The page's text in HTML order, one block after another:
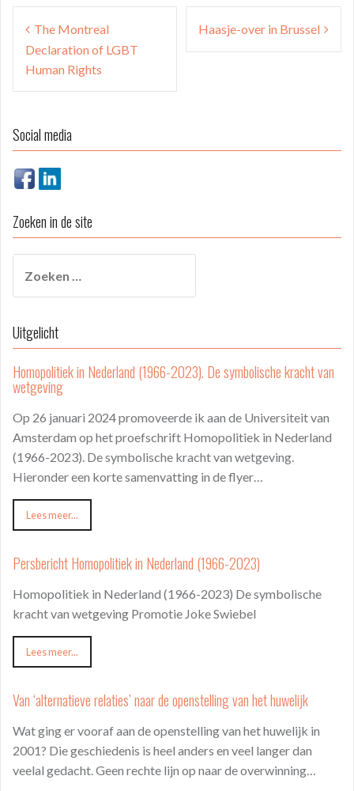
Bericht
navigatie
The Montreal
Declaration of LGBT
Human Rights
Haasje-over in Brussel
Social media
Zoeken in de site
naar:
Uitgelicht
Homopolitiek in Nederland (1966-2023). De symbolische kracht van
wetgeving
Op 26 januari 2024 promoveerde ik aan de Universiteit van
Amsterdam op het proefschrift Homopolitiek in Nederland
(1966-2023). De symbolische kracht van wetgeving.
Hieronder een korte samenvatting in de flyer…
Lees meer...
Persbericht Homopolitiek in Nederland (1966-2023)
Homopolitiek in Nederland (1966-2023) De symbolische
kracht van wetgeving Promotie Joke Swiebel
Lees meer...
Van ‘alternatieve relaties’ naar de openstelling van het huwelijk
Wat ging er vooraf aan de openstelling van het huwelijk in
2001? Die geschiedenis is heel anders en veel langer dan
veelal gedacht. Geen rechte lijn op naar de overwinning…